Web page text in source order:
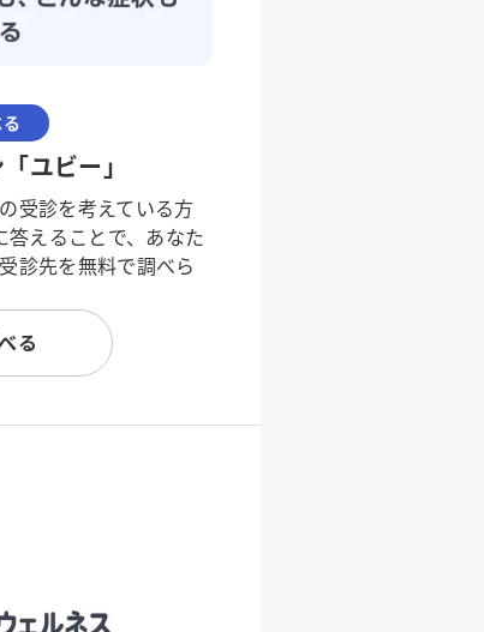
ユビー」
受診を考えている方
えることで、あなた
診先を無料で調べら
る